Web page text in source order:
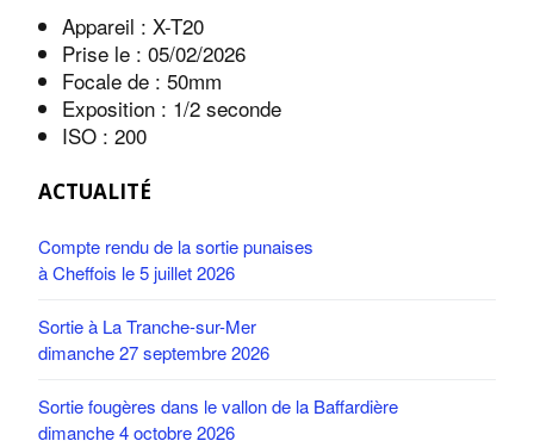
Appareil : X-T20
Prise le : 05/02/2026
Focale de : 50mm
Exposition : 1/2 seconde
ISO : 200
ACTUALITÉ
Compte rendu de la sortie punaises
à Cheffois le 5 juillet 2026
Sortie à La Tranche-sur-Mer
dimanche 27 septembre 2026
Sortie fougères dans le vallon de la Baffardière
dimanche 4 octobre 2026